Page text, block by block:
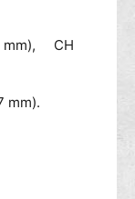
mm), CH
mm).